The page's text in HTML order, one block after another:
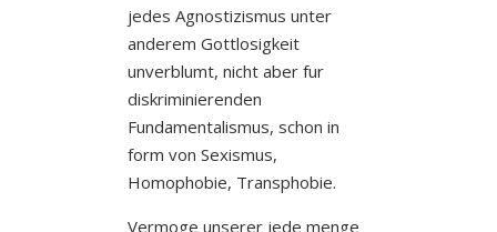
jedes Agnostizismus unter
anderem Gottlosigkeit
unverblumt, nicht aber fur
diskriminierenden
Fundamentalismus, schon in
form von Sexismus,
Homophobie, Transphobie.
Vermoge unserer jede menge